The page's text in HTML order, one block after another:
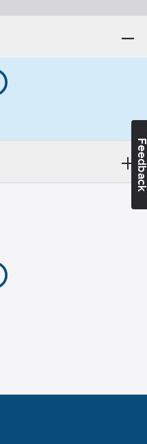
Syrafast stål 316
(metrisk)
Beteckning: